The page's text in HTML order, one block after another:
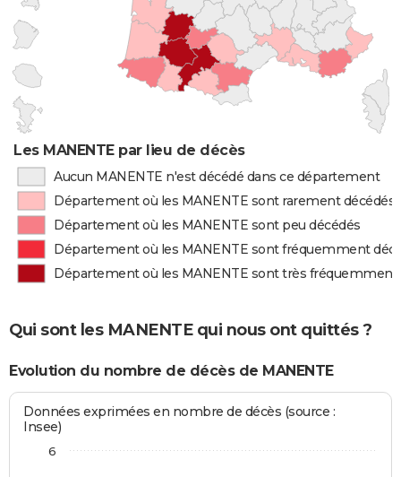
Les MANENTE par lieu de décès
Aucun MANENTE n'est décédé dans ce département
Département où les MANENTE sont rarement décédés
Département où les MANENTE sont peu décédés
Département où les MANENTE sont fréquemment
Département où les MANENTE sont très fréquemment
Qui sont les MANENTE qui nous ont quittés ?
Evolution du nombre de décès de MANENTE
Données exprimées en nombre de décès (source :
Insee)
6